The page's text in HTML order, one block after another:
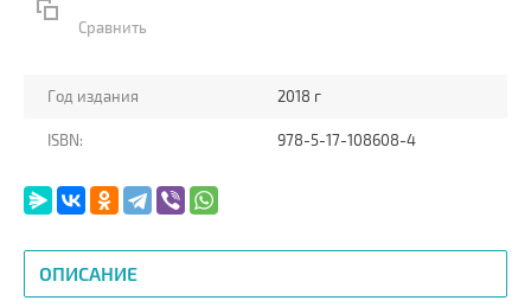
Сравнить
Год издания 2018 г
ISBN: 978-5-17-108608-4
ОПИСАНИЕ